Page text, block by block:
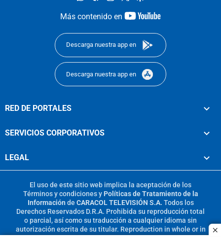
Más contenido en
youtube-
Descarga nuestra app en
Descarga nuestra app en
RED DE PORTALES
SERVICIOS CORPORATIVOS
LEGAL
El uso de este sitio web implica la aceptación de los
Términos y condicionesy Políticas de Tratamiento de la
Información de CARACOL TELEVISIÓN S.A. Todos los
Derechos Reservados D.R.A. Prohibida su reproducción total
o parcial, así como su traducción a cualquier idioma sin
autorización escrita de su titular. Reproduction in whole or in